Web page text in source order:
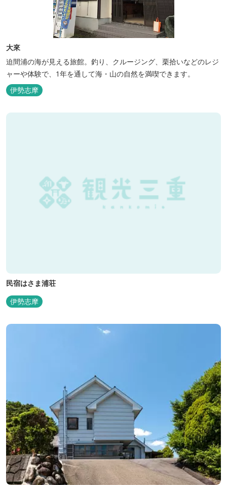
大來
迫間浦の海が見える旅館。釣り、クルージング、栗拾いなどのレジ
ャーや体験で、1年を通して海・山の自然を満喫できます。
伊勢志摩
民宿はさま浦荘
伊勢志摩